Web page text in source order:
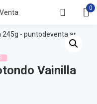
0
Vainilla